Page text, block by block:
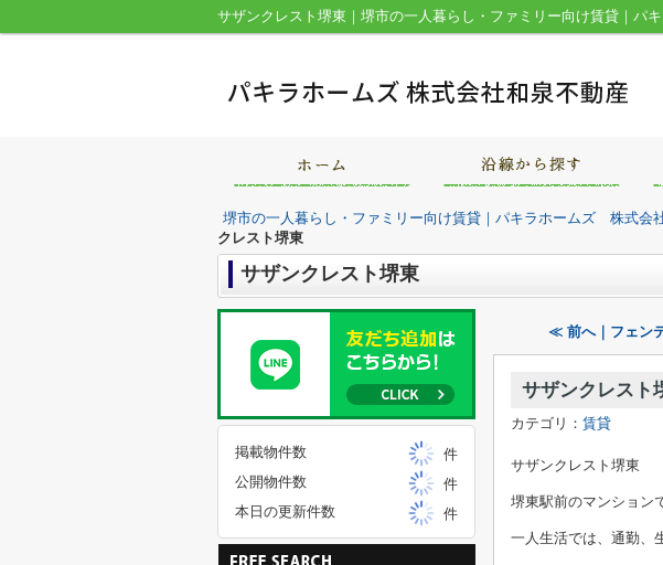
サザンクレスト堺東｜堺市の一人暮らし・ファミリー向け賃貸｜パ
堺市の一人暮らし・ファミリー向け賃貸｜パキラホームズ 株式会
クレスト堺東
サザンクレスト堺東
≪ 前へ｜フェン
サザンクレスト
カテゴリ： 賃貸
サザンクレスト堺東
堺東駅前のマンション
一人生活では、通勤、
掲載物件数
件
公開物件数
件
本日の更新件数
件